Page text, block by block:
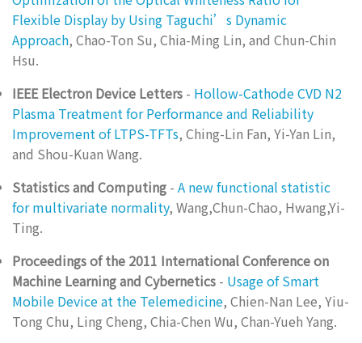
Flexible Display by Using Taguchi’s Dynamic
Approach, Chao-Ton Su, Chia-Ming Lin, and Chun-Chin
Hsu.
IEEE Electron Device Letters - Hollow-Cathode CVD N2
Plasma Treatment for Performance and Reliability
Improvement of LTPS-TFTs, Ching-Lin Fan, Yi-Yan Lin,
and Shou-Kuan Wang.
Statistics and Computing - A new functional statistic
for multivariate normality, Wang,Chun-Chao, Hwang,Yi-
Ting.
Proceedings of the 2011 International Conference on
Machine Learning and Cybernetics - Usage of Smart
Mobile Device at the Telemedicine, Chien-Nan Lee, Yiu-
Tong Chu, Ling Cheng, Chia-Chen Wu, Chan-Yueh Yang.